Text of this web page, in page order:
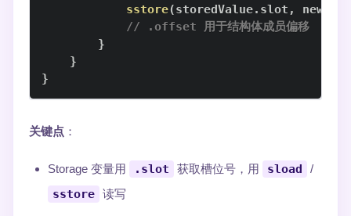
sstore(storedValue. slot ,
// .offset 用于结构体成员偏移
}
}
}
关键点 ：
Storage 变量用 .slot 获取槽位号，用 sload /
sstore 读写